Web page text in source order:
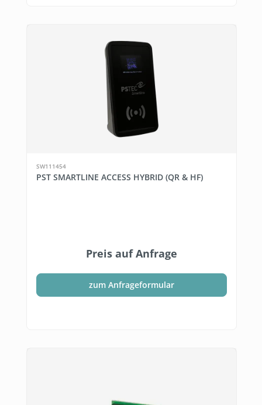
SW111454
PST SMARTLINE ACCESS HYBRID (QR & HF)
Preis auf Anfrage
zum Anfrageformular